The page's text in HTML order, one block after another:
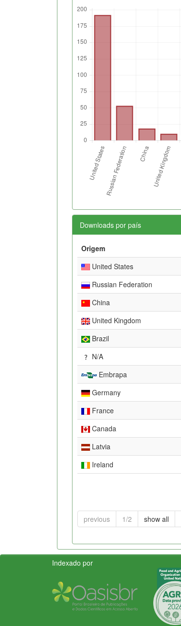
Downloads por país
Origem
United States
Russian Federation
China
United Kingdom
Brazil
N/A
Embrapa
Germany
France
Canada
Latvia
Ireland
previous 1/2 show all
Indexado por